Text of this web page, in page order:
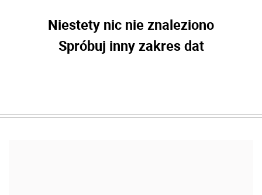
Niestety nic nie znaleziono
Spróbuj inny zakres dat